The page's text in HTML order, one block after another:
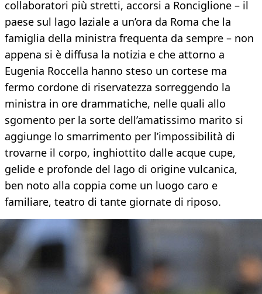
collaboratori più stretti, accorsi a Ronciglione – il
paese sul lago laziale a un’ora da Roma che la
famiglia della ministra frequenta da sempre – non
appena si è diffusa la notizia e che attorno a
Eugenia Roccella hanno steso un cortese ma
fermo cordone di riservatezza sorreggendo la
ministra in ore drammatiche, nelle quali allo
sgomento per la sorte dell’amatissimo marito si
aggiunge lo smarrimento per l’impossibilità di
trovarne il corpo, inghiottito dalle acque cupe,
gelide e profonde del lago di origine vulcanica,
ben noto alla coppia come un luogo caro e
familiare, teatro di tante giornate di riposo.